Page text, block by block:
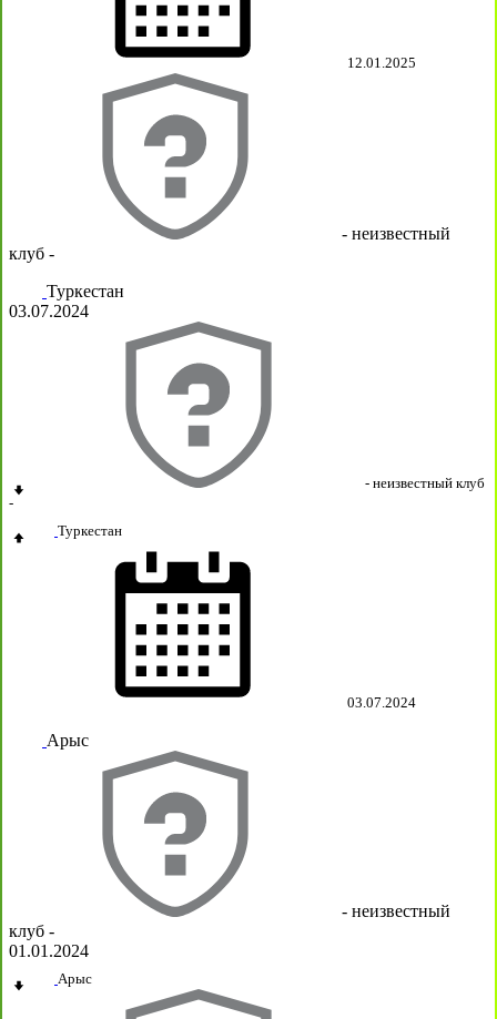
12.01.2025
- неизвестный
клуб -
Туркестан
03.07.2024
- неизвестный клуб
-
Туркестан
03.07.2024
Арыс
- неизвестный
клуб -
01.01.2024
Арыс